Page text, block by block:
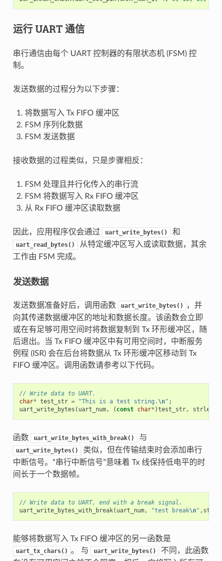
运行 UART 通信
串行通信由每个 UART 控制器的有限状态机 (FSM) 控
制。
发送数据的过程分为以下步骤：
将数据写入 Tx FIFO 缓冲区
FSM 序列化数据
FSM 发送数据
接收数据的过程类似，只是步骤相反：
FSM 处理且并行化传入的串行流
FSM 将数据写入 Rx FIFO 缓冲区
从 Rx FIFO 缓冲区读取数据
因此，应用程序仅会通过 uart_write_bytes() 和
uart_read_bytes()
从特定缓冲区写入或读取数据，其余
工作由 FSM 完成。
发送数据
发送数据准备好后，调用函数 uart_write_bytes()
，并
向其传递数据缓冲区的地址和数据长度。该函数会立即
或在有足够可用空间时将数据复制到 Tx 环形缓冲区，随
后退出。当 Tx FIFO 缓冲区中有可用空间时，中断服务
例程 (ISR) 会在后台将数据从 Tx 环形缓冲区移动到 Tx
FIFO 缓冲区。调用函数请参考以下代码。
// Write data to UART.
char* test_str = "This is a test string. \n" ;
uart_write_bytes ( uart_num, ( const char* )test_str, strlen
函数 uart_write_bytes_with_break() 与
uart_write_bytes()
类似，但在传输结束时会添加串行
中断信号。“串行中断信号”意味着 Tx 线保持低电平的时
间长于一个数据帧。
// Write data to UART, end with a break signal.
uart_write_bytes_with_break( uart_num, "test break\n" ,
能够将数据写入 Tx FIFO 缓冲区的另一函数是
uart_tx_chars() 。 与 uart_write_bytes()
不同，此函数